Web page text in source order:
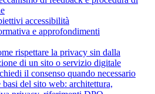
accessibilità
e approfondimenti
rispettare la privacy sin dalla
di un sito o servizio digitale
il consenso quando necessario
basi del sito web: architettura,